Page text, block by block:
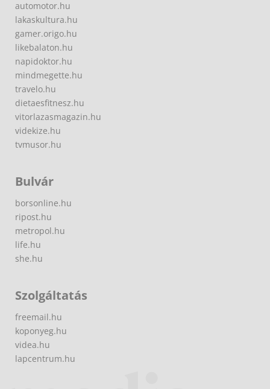
automotor.hu
lakaskultura.hu
gamer.origo.hu
likebalaton.hu
napidoktor.hu
mindmegette.hu
travelo.hu
dietaesfitnesz.hu
vitorlazasmagazin.hu
videkize.hu
tvmusor.hu
Bulvár
borsonline.hu
ripost.hu
metropol.hu
life.hu
she.hu
Szolgáltatás
freemail.hu
koponyeg.hu
videa.hu
lapcentrum.hu